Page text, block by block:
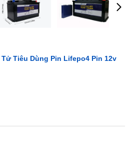
Tiêu Dùng Pin Lifepo4 Pin 12v